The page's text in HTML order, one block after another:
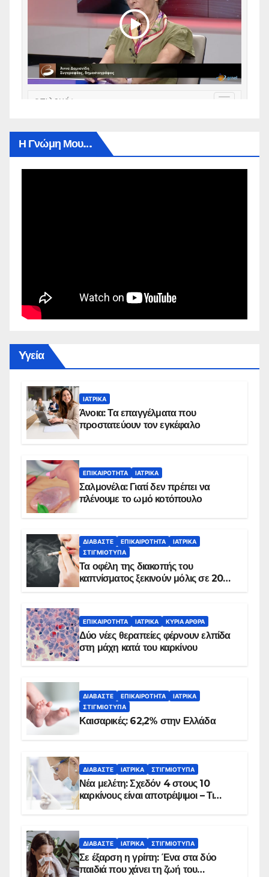
Η Γνώμη Μου…
Yγεία
ΙΑΤΡΙΚΆ
Άνοια: Τα επαγγέλματα που
προστατεύουν τον εγκέφαλο
ΕΠΙΚΑΙΡΌΤΗΤΑ ΙΑΤΡΙΚΆ
Σαλμονέλα: Γιατί δεν πρέπει να
πλένουμε το ωμό κοτόπουλο
ΔΙΑΒΆΣΤΕ ΕΠΙΚΑΙΡΌΤΗΤΑ
ΙΑΤΡΙΚΆ
ΣΤΙΓΜΙΌΤΥΠΑ
Τα οφέλη της διακοπής του
καπνίσματος ξεκινούν μόλις σε 20
ΕΠΙΚΑΙΡΌΤΗΤΑ ΙΑΤΡΙΚΆ ΚΥΡΙΑ ΑΡΘΡΑ
Δύο νέες θεραπείες φέρνουν ελπίδα
στη μάχη κατά του καρκίνου
ΔΙΑΒΆΣΤΕ ΕΠΙΚΑΙΡΌΤΗΤΑ
ΙΑΤΡΙΚΆ
ΣΤΙΓΜΙΌΤΥΠΑ
Καισαρικές: 62,2% στην Ελλάδα
ΔΙΑΒΆΣΤΕ ΙΑΤΡΙΚΆ ΣΤΙΓΜΙΌΤΥΠΑ
Νέα μελέτη: Σχεδόν 4 στους 10
καρκίνους είναι αποτρέψιμοι – Τι
ΔΙΑΒΆΣΤΕ ΙΑΤΡΙΚΆ ΣΤΙΓΜΙΌΤΥΠΑ
Σε έξαρση η γρίπη: Ένα στα δύο
παιδιά που χάνει τη ζωή του